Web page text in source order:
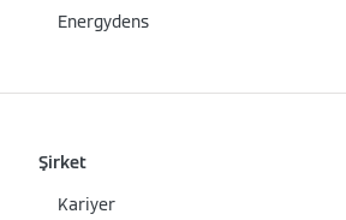
Energydens
Şirket
Kariyer